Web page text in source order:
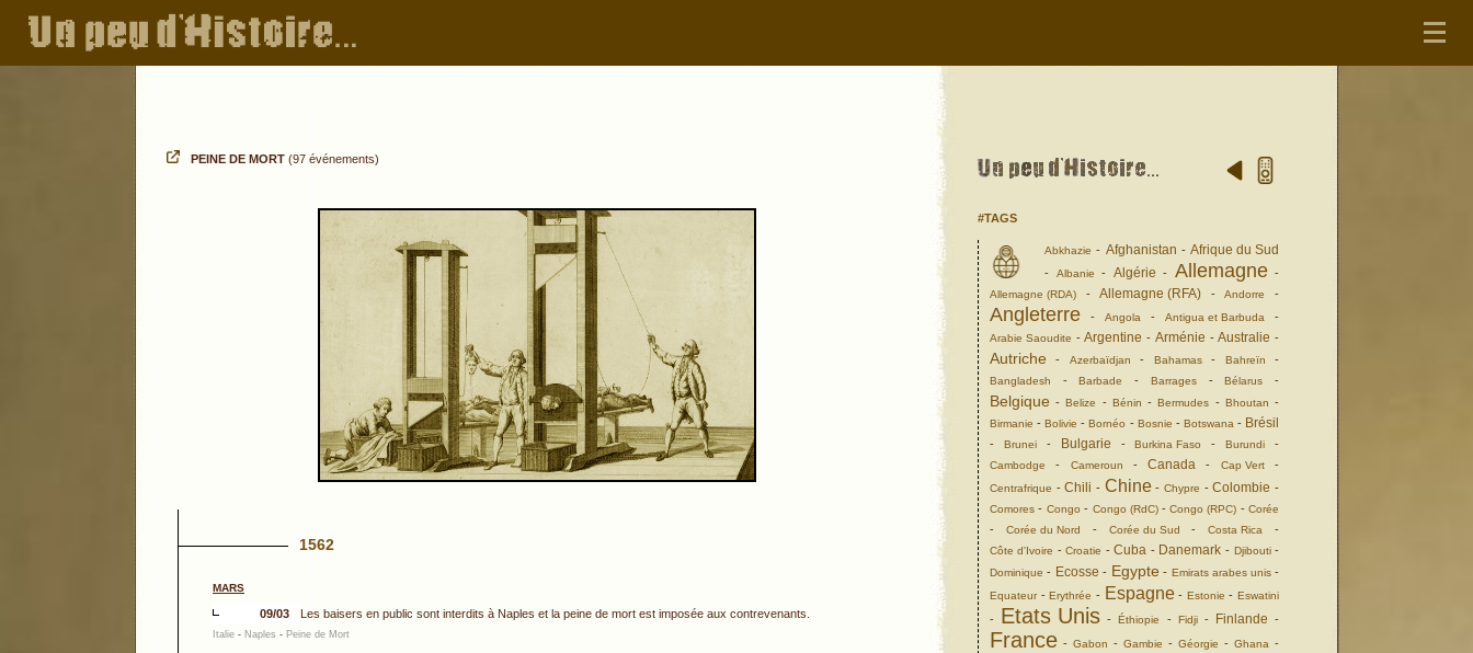
#TAGS
Abkhazie - Afghanistan - Afrique du Sud
- Albanie - Algérie - Allemagne-
Allemagne (RDA) -Allemagne (RFA) -Andorre -
Angleterre - Angola - Antigua et Barbuda -
Arabie Saoudite -Argentine - Arménie -Australie -
Autriche - Azerbaïdjan - Bahamas- Bahreïn -
Bangladesh -Barbade - Barrages-Bélarus -
Belgique -Belize - Bénin -Bermudes - Bhoutan -
Birmanie -Bolivie -Bornéo - Bosnie - Botswana - Brésil
- Brunei- Bulgarie -Burkina Faso -Burundi -
Cambodge - Cameroun -Canada - Cap Vert-
Centrafrique -Chili - Chine-Chypre -Colombie -
Comores - Congo - Congo (RdC)-Congo (RPC) - Corée
- Corée du Nord - Corée du Sud -Costa Rica -
Côte d'Ivoire -Croatie -Cuba - Danemark - Djibouti-
Dominique - Ecosse - Egypte - Emirats arabes unis-
Equateur-Erythrée - Espagne- Estonie - Eswatini
- Etats Unis -Éthiopie - Fidji- Finlande -
France - Gabon - Gambie - Géorgie - Ghana -
PEINE DE MORT (97 événements)
1562
MARS
09/03 Les baisers en public sont interdits à Naples et la peine de mort est imposée aux contrevenants.
Italie - Naples - Peine de Mort